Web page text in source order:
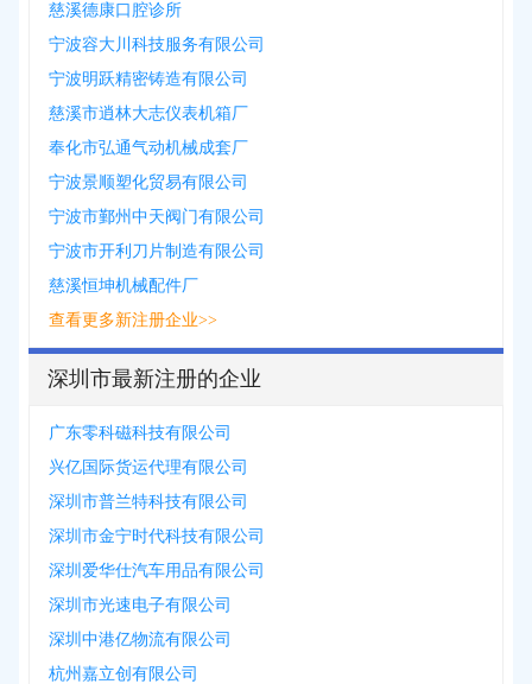
慈溪德康口腔诊所
宁波容大川科技服务有限公司
宁波明跃精密铸造有限公司
慈溪市逍林大志仪表机箱厂
奉化市弘通气动机械成套厂
宁波景顺塑化贸易有限公司
宁波市鄞州中天阀门有限公司
宁波市开利刀片制造有限公司
慈溪恒坤机械配件厂
查看更多新注册企业>>
深圳市最新注册的企业
广东零科磁科技有限公司
兴亿国际货运代理有限公司
深圳市普兰特科技有限公司
深圳市金宁时代科技有限公司
深圳爱华仕汽车用品有限公司
深圳市光速电子有限公司
深圳中港亿物流有限公司
杭州嘉立创有限公司